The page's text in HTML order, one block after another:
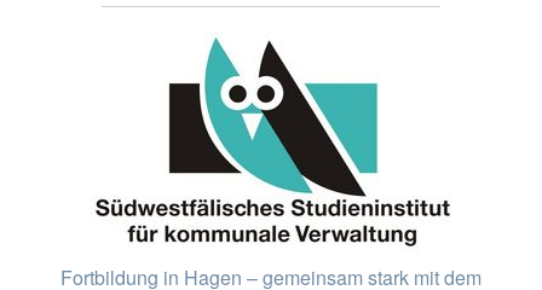
Fortbildung in Hagen – gemeinsam stark mit dem